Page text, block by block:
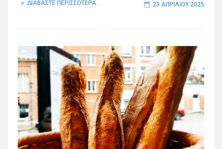
ΔΙΑΒΑΣΤΕ ΠΕΡΙΣΣΟΤΕΡΑ 23 ΑΠΡΙΛΊΟΥ 2025